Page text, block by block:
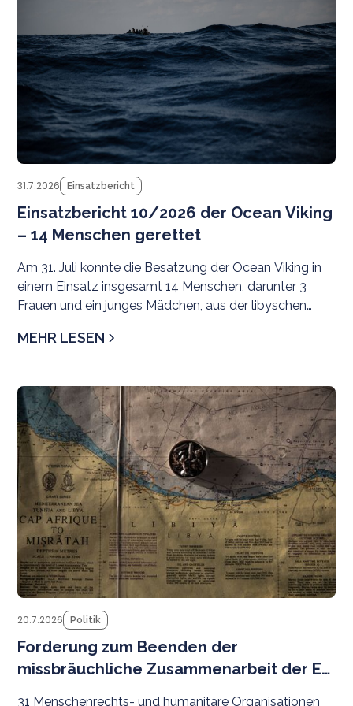
31.7.2026 Einsatzbericht
Einsatzbericht 10/2026 der Ocean Viking
– 14 Menschen gerettet
Am 31. Juli konnte die Besatzung der Ocean Viking in
einem Einsatz insgesamt 14 Menschen, darunter 3
Frauen und ein junges Mädchen, aus der libyschen
MEHR LESEN
20.7.2026 Politik
Forderung zum Beenden der
missbräuchliche Zusammenarbeit der EU
31 Menschenrechts- und humanitäre Organisationen